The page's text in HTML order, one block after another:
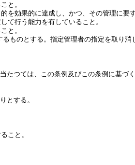
と。
を効果的に達成し、かつ、その管理に要
て行う能力を有していること。
と。
ものとする。 指定管理者の指定を取り消
たつては、この条例及びこの条例に基づ
とする。
こと。